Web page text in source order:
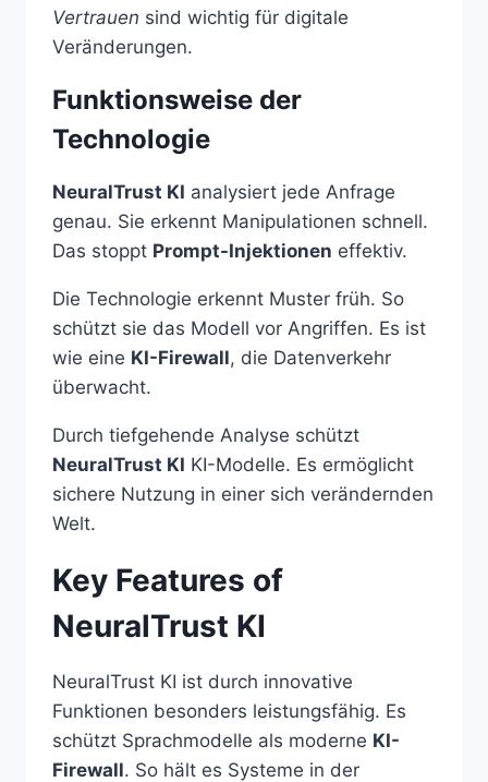
Vertrauen sind wichtig für digitale
Veränderungen.
Funktionsweise der
Technologie
NeuralTrust KI analysiert jede Anfrage
genau. Sie erkennt Manipulationen schnell.
Das stoppt Prompt-Injektionen effektiv.
Die Technologie erkennt Muster früh. So
schützt sie das Modell vor Angriffen. Es ist
wie eine KI-Firewall, die Datenverkehr
überwacht.
Durch tiefgehende Analyse schützt
NeuralTrust KI KI-Modelle. Es ermöglicht
sichere Nutzung in einer sich verändernden
Welt.
Key Features of
NeuralTrust KI
NeuralTrust KI ist durch innovative
Funktionen besonders leistungsfähig. Es
schützt Sprachmodelle als moderne KI-
Firewall. So hält es Systeme in der